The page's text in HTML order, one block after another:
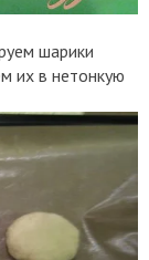
шарики
их в нетонкую